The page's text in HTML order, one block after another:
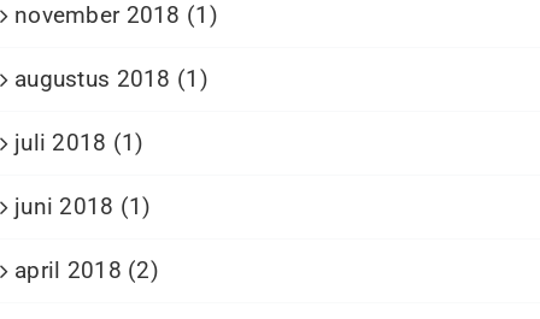
november 2018 (1)
augustus 2018 (1)
juli 2018 (1)
juni 2018 (1)
april 2018 (2)